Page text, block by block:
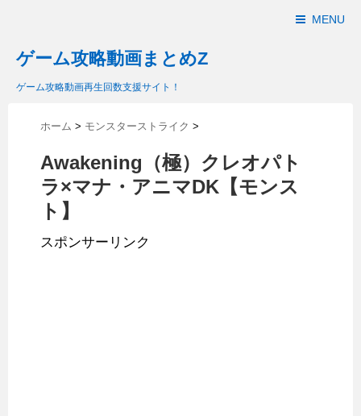
MENU
ゲーム攻略動画まとめZ
ゲーム攻略動画再生回数支援サイト！
ホーム > モンスターストライク >
Awakening（極）クレオパト
ラ×マナ・アニマDK【モンス
ト】
スポンサーリンク